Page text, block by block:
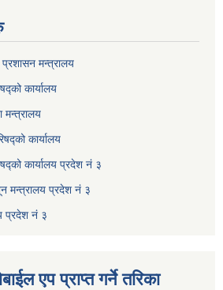
प्रशासन मन्त्रालय
कार्यालय
मन्त्रालय
कार्यालय
कार्यालय प्रदेश नं ३
मन्त्रालय प्रदेश नं ३
प्रदेश नं ३
एप प्राप्त गर्ने तरिका